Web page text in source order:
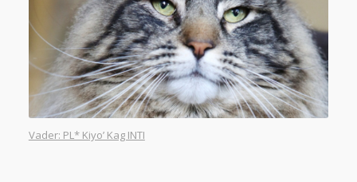
Vader: PL* Kiyo’ Kag INTI